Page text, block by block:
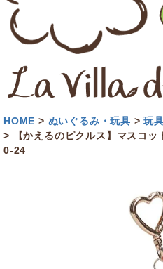
HOME ぬいぐるみ・玩具
玩具
【かえるのピクルス】マスコ
0-24